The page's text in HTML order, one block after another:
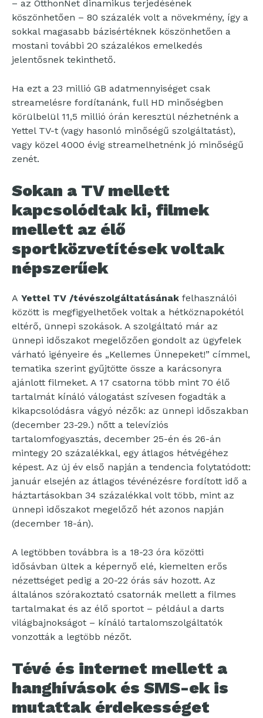
– az OtthonNet dinamikus terjedésének
köszönhetően – 80 százalék volt a növekmény, így a
sokkal magasabb bázisértéknek köszönhetően a
mostani további 20 százalékos emelkedés
jelentősnek tekinthető.
Ha ezt a 23 millió GB adatmennyiséget csak
streamelésre fordítanánk, full HD minőségben
körülbelül 11,5 millió órán keresztül nézhetnénk a
Yettel TV-t (vagy hasonló minőségű szolgáltatást),
vagy közel 4000 évig streamelhetnénk jó minőségű
zenét.
Sokan a TV mellett
kapcsolódtak ki, filmek
mellett az élő
sportközvetítések voltak
népszerűek
A Yettel TV /tévészolgáltatásának felhasználói
között is megfigyelhetőek voltak a hétköznapokétól
eltérő, ünnepi szokások. A szolgáltató már az
ünnepi időszakot megelőzően gondolt az ügyfelek
várható igényeire és „Kellemes Ünnepeket!” címmel,
tematika szerint gyűjtötte össze a karácsonyra
ajánlott filmeket. A 17 csatorna több mint 70 élő
tartalmát kínáló válogatást szívesen fogadták a
kikapcsolódásra vágyó nézők: az ünnepi időszakban
(december 23-29.) nőtt a televíziós
tartalomfogyasztás, december 25-én és 26-án
mintegy 20 százalékkal, egy átlagos hétvégéhez
képest. Az új év első napján a tendencia folytatódott:
január elsején az átlagos tévénézésre fordított idő a
háztartásokban 34 százalékkal volt több, mint az
ünnepi időszakot megelőző hét azonos napján
(december 18-án).
A legtöbben továbbra is a 18-23 óra közötti
idősávban ültek a képernyő elé, kiemelten erős
nézettséget pedig a 20-22 órás sáv hozott. Az
általános szórakoztató csatornák mellett a filmes
tartalmakat és az élő sportot – például a darts
világbajnokságot – kínáló tartalomszolgáltatók
vonzották a legtöbb nézőt.
Tévé és internet mellett a
hanghívások és SMS-ek is
mutattak érdekességet